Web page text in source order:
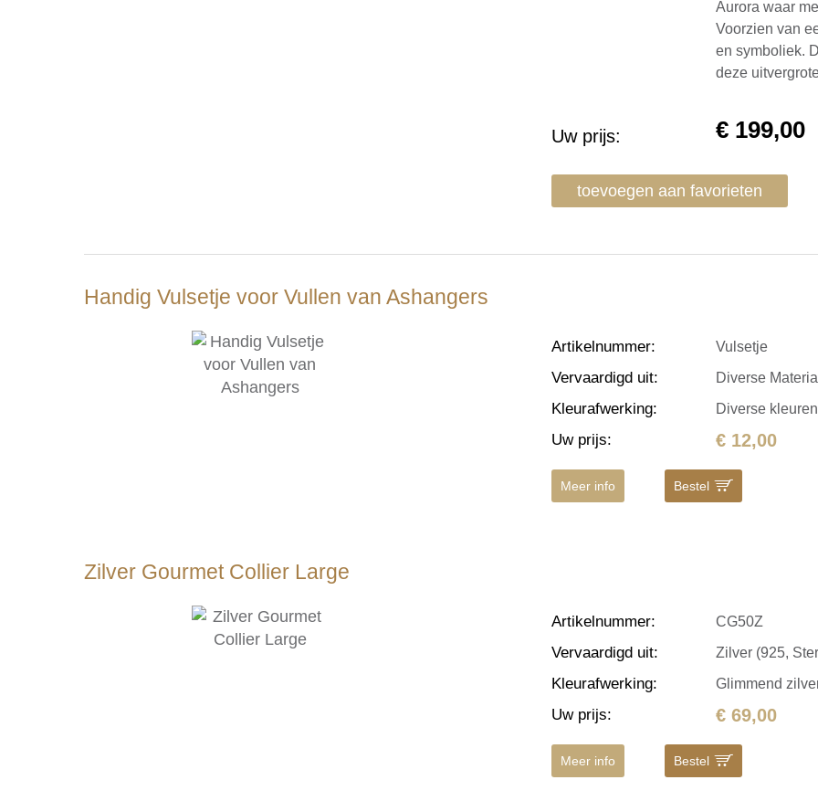
Aurora waar
Voorzien van
en symboliek.
deze
Uw prijs: € 199,00
toevoegen aan favorieten
Handig Vulsetje voor Vullen van Ashangers
Artikelnummer: Vulsetje
Vervaardigd uit: Diverse
Kleurafwerking: Diverse kleuren
Uw prijs: € 12,00
Meer info Bestel
Zilver Gourmet Collier Large
Artikelnummer: CG50Z
Vervaardigd uit: Zilver (925,
Kleurafwerking: Glimmend
Uw prijs: € 69,00
Meer info Bestel